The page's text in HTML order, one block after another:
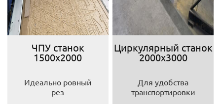
ЧПУ станок
1500х2000
Идеально ровный
рез
Циркулярный станок
2000х3000
Для удобства
транспортировки